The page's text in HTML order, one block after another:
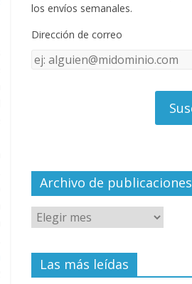
o
k e
C
el
los envíos semanales.
Dirección de correo
Dirección
Archivo de publicaciones
Las más leídas